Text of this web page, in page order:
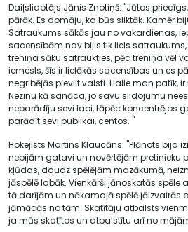
Daiļslidotājs Jānis Znotiņš: "Jūtos
pārāk. Es domāju, ka būs sliktāk. Kamēr
Satraukums sākās jau no vakardienas,
sacensībām nav bijis tik liels
treniņa sāku satraukties, pēc treniņa vēl
iemesls, šīs ir lielākās sacensības un es
negribējās pievilt valsti. Halle man patīk,
Nezinu kā sanāca, jo savu slidojumu
neparādīju sevi labi, tāpēc koncentrējos
parādīt sevi publikai, centos. "
Hokejists Martins Klaucāns: "Plānots bija
nebijām gatavi un novērtējām pretinieku
kļūdas, daudz spēlējām mazākumā,
jāspēlē labāk. Vienkārši jānoskatās spēle
tā darījām un nākamajā spēlē jāizvairās
jāmācās no tām. Skatītāju atbalsts
ja mūs skatītos un atbalstītu arī no